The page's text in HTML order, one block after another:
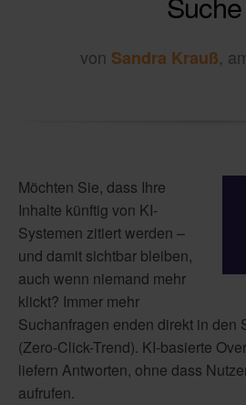
von Sandra Krauß,
Möchten Sie, dass Ihre
Inhalte künftig von KI-
Systemen zitiert werden –
und damit sichtbar bleiben,
auch wenn niemand mehr
klickt? Immer mehr
Suchanfragen enden direkt in den
(Zero-Click-Trend). KI-basierte
liefern Antworten, ohne dass
aufrufen.